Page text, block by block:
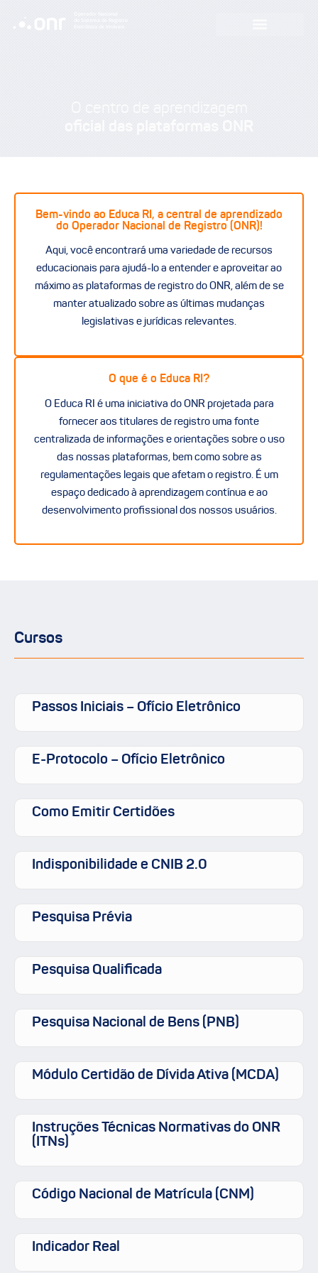
Operador Nacional
do Sistema de Registro
Eletrônico de Imóveis
O centro de aprendizagem
oficial das plataformas ONR
Bem-vindo ao Educa RI, a central de aprendizado
do Operador Nacional de Registro (ONR)!
Aqui, você encontrará uma variedade de recursos
educacionais para ajudá-lo a entender e aproveitar ao
máximo as plataformas de registro do ONR, além de se
manter atualizado sobre as últimas mudanças
legislativas e jurídicas relevantes.
O que é o Educa RI?
O Educa RI é uma iniciativa do ONR projetada para
fornecer aos titulares de registro uma fonte
centralizada de informações e orientações sobre o uso
das nossas plataformas, bem como sobre as
regulamentações legais que afetam o registro. É um
espaço dedicado à aprendizagem contínua e ao
desenvolvimento profissional dos nossos usuários.
Cursos
Passos Iniciais – Ofício Eletrônico
E-Protocolo – Ofício Eletrônico
Como Emitir Certidões
Indisponibilidade e CNIB 2.0
Pesquisa Prévia
Pesquisa Qualificada
Pesquisa Nacional de Bens (PNB)
Módulo Certidão de Dívida Ativa (MCDA)
Instruções Técnicas Normativas do ONR
(ITNs)
Código Nacional de Matrícula (CNM)
Indicador Real